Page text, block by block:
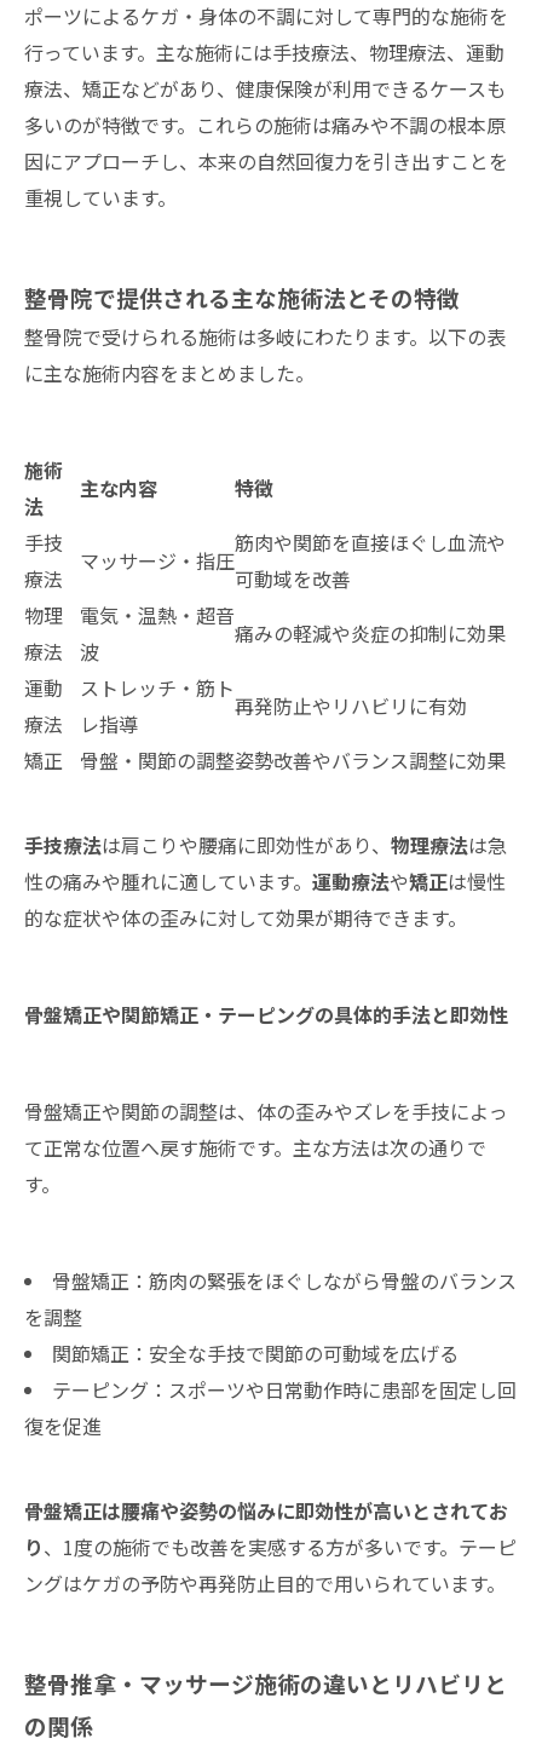
ポーツによるケガ・身体の不調に対して専門的な施術を
行っています。主な施術には手技療法、物理療法、運動
療法、矯正などがあり、健康保険が利用できるケースも
多いのが特徴です。これらの施術は痛みや不調の根本原
因にアプローチし、本来の自然回復力を引き出すことを
重視しています。
整骨院で提供される主な施術法とその特徴
整骨院で受けられる施術は多岐にわたります。以下の表
に主な施術内容をまとめました。
施術
法
主な内容
特徴
手技
療法
マッサージ・指圧
筋肉や関節を直接ほぐし血流や
可動域を改善
物理
療法
電気・温熱・超音
波
痛みの軽減や炎症の抑制に効果
運動
療法
ストレッチ・筋ト
レ指導
再発防止やリハビリに有効
矯正
骨盤・関節の調整姿勢改善やバランス調整に効果
手技療法は肩こりや腰痛に即効性があり、 物理療法は急
性の痛みや腫れに適しています。 運動療法や矯正は慢性
的な症状や体の歪みに対して効果が期待できます。
骨盤矯正や関節矯正・テーピングの具体的手法と即効性
骨盤矯正や関節の調整は、体の歪みやズレを手技によっ
て正常な位置へ戻す施術です。主な方法は次の通りで
す。
骨盤矯正：筋肉の緊張をほぐしながら骨盤のバランス
を調整
関節矯正：安全な手技で関節の可動域を広げる
テーピング：スポーツや日常動作時に患部を固定し回
復を促進
骨盤矯正は腰痛や姿勢の悩みに即効性が高いとされてお
り、1度の施術でも改善を実感する方が多いです。テーピ
ングはケガの予防や再発防止目的で用いられています。
整骨推拿・マッサージ施術の違いとリハビリと
の関係